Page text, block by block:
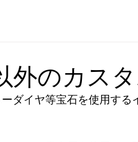
外のカス
ダイヤ等宝石を使用する